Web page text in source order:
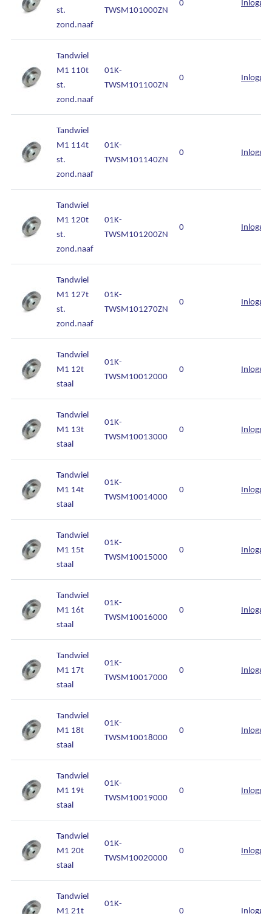
st.
zond.naaf
TWSM101000ZN
Tandwiel
M1 110t
st.
zond.naaf
01K-
TWSM101100ZN
0 Inloggen
Tandwiel
M1 114t
st.
zond.naaf
01K-
TWSM101140ZN
0 Inloggen
Tandwiel
M1 120t
st.
zond.naaf
01K-
TWSM101200ZN
0 Inloggen
Tandwiel
M1 127t
st.
zond.naaf
01K-
TWSM101270ZN
0 Inloggen
Tandwiel
M1 12t
staal
01K-
TWSM10012000
0 Inloggen
Tandwiel
M1 13t
staal
01K-
TWSM10013000
0 Inloggen
Tandwiel
M1 14t
staal
01K-
TWSM10014000
0 Inloggen
Tandwiel
M1 15t
staal
01K-
TWSM10015000
0 Inloggen
Tandwiel
M1 16t
staal
01K-
TWSM10016000
0 Inloggen
Tandwiel
M1 17t
staal
01K-
TWSM10017000
0 Inloggen
Tandwiel
M1 18t
staal
01K-
TWSM10018000
0 Inloggen
Tandwiel
M1 19t
staal
01K-
TWSM10019000
0 Inloggen
Tandwiel
M1 20t
staal
01K-
TWSM10020000
0 Inloggen
Tandwiel
M1 21t
01K-
0 Inloggen